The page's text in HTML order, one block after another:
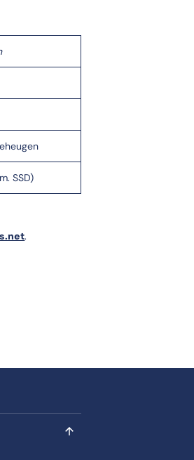
SSD)
.